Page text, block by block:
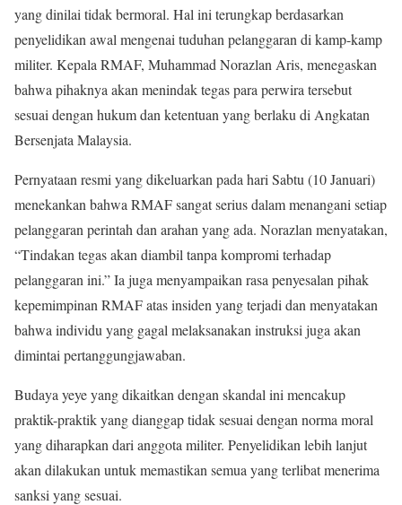
yang dinilai tidak bermoral. Hal ini terungkap berdasarkan
penyelidikan awal mengenai tuduhan pelanggaran di kamp-kamp
militer. Kepala RMAF, Muhammad Norazlan Aris, menegaskan
bahwa pihaknya akan menindak tegas para perwira tersebut
sesuai dengan hukum dan ketentuan yang berlaku di Angkatan
Bersenjata Malaysia.
Pernyataan resmi yang dikeluarkan pada hari Sabtu (10 Januari)
menekankan bahwa RMAF sangat serius dalam menangani setiap
pelanggaran perintah dan arahan yang ada. Norazlan menyatakan,
“Tindakan tegas akan diambil tanpa kompromi terhadap
pelanggaran ini.” Ia juga menyampaikan rasa penyesalan pihak
kepemimpinan RMAF atas insiden yang terjadi dan menyatakan
bahwa individu yang gagal melaksanakan instruksi juga akan
dimintai pertanggungjawaban.
Budaya yeye yang dikaitkan dengan skandal ini mencakup
praktik-praktik yang dianggap tidak sesuai dengan norma moral
yang diharapkan dari anggota militer. Penyelidikan lebih lanjut
akan dilakukan untuk memastikan semua yang terlibat menerima
sanksi yang sesuai.